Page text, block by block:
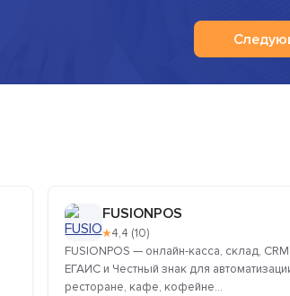
FUSIONPOS
★4,4 (10)
FUSIONPOS — онлайн-касса, склад,
ЕГАИС и Честный знак для
ресторане, кафе, кофейне...